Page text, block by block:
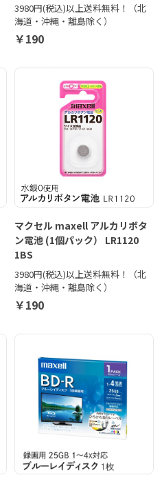
3980円(税込)以上送料無料！（北
海道・沖縄・離島除く）
￥190
マクセル maxell アルカリボタ
ン電池 (1個パック） LR1120
1BS
3980円(税込)以上送料無料！（北
海道・沖縄・離島除く）
￥190